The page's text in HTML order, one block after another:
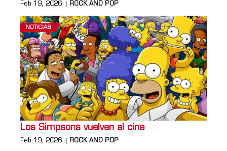
Feb 19, 2026 ROCK AND POP
NOTICIAS
Los Simpsons vuelven al cine
Feb 19, 2026 ROCK AND POP